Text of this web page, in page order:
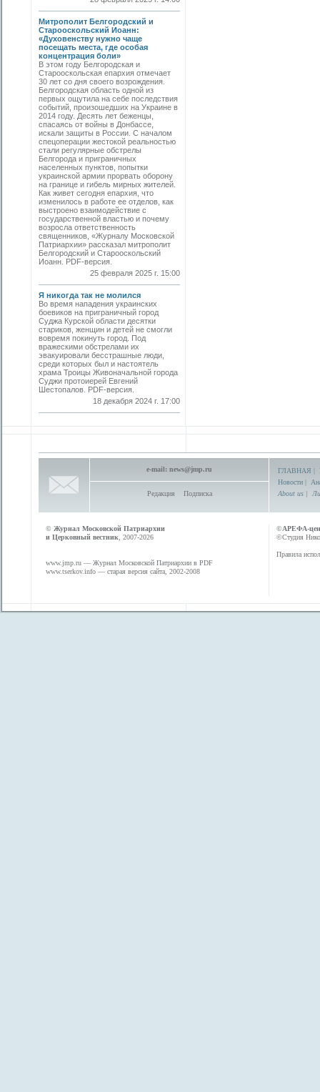
Митрополит Белгородский и
Старооскольский Иоанн:
«Духовенству нужно чаще
посещать места, где особая
концентрация боли»
В этом году Белгородская и
Старооскольская епархия отмечает
30 лет со дня своего возрождения.
Белгородская область одной из
первых ощутила на себе последствия
событий, произошедших на Украине в
2014 году. Десять лет беженцы,
спасаясь от войны в Донбассе,
искали защиты в России. С началом
спецоперации жестокой реальностью
стали регулярные обстрелы
Белгорода и приграничных
населенных пунктов, попытки
украинской армии прорвать оборону
на границе и гибель мирных жителей.
Как живет сегодня епархия, что
изменилось в работе ее отделов, как
выстроено взаимодействие с
государственной властью и почему
возросла ответственность
священников, «Журналу Московской
Патриархии» рассказал митрополит
Белгородский и Старооскольский
Иоанн. PDF-версия.
25 февраля 2025 г. 15:00
Я никогда так не молился
Во время нападения украинских
боевиков на приграничный город
Суджа Курской области десятки
стариков, женщин и детей не смогли
вовремя покинуть город. Под
вражескими обстрелами их
эвакуировали бесстрашные люди,
среди которых был и настоятель
храма ­Троицы Живоначальной города
Суджи протоиерей ­Евгений
Шестопалов. PDF-версия.
18 декабря 2024 г. 17:00
e-mail: news@jmp.ru
Редакция Подписка
ГЛАВНАЯ |
Новости |
About us |
© Журнал Московской Патриархии
и Церковный вестник , 2007-2026
www.jmp.ru — Журнал Московской Патриархии в PDF
www.tserkov.info — старая версия сайта, 2002-2008
©АРЕФА-
©Студия
Правила